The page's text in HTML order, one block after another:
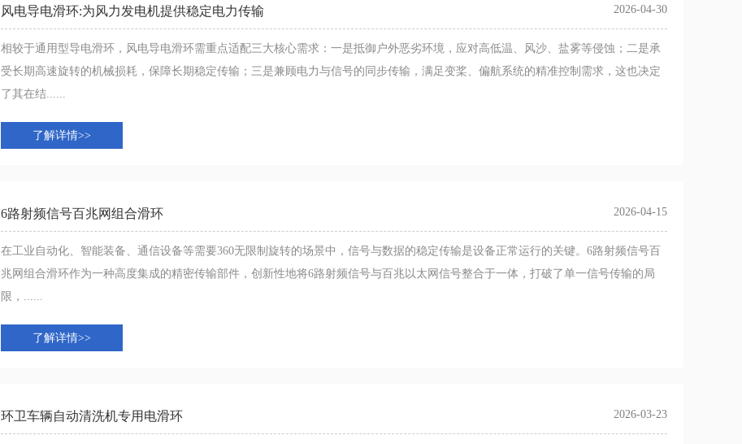
风电导电滑环:为风力发电机提供稳定电力传输 2026-04-30
相较于通用型导电滑环，风电导电滑环需重点适配三大核心需求：一是抵御户外恶劣环境，应对高低温、风沙、盐雾等侵蚀；二是承
受长期高速旋转的机械损耗，保障长期稳定传输；三是兼顾电力与信号的同步传输，满足变桨、偏航系统的精准控制需求，这也决定
了其在结......
了解详情>>
6路射频信号百兆网组合滑环 2026-04-15
在工业自动化、智能装备、通信设备等需要360无限制旋转的场景中，信号与数据的稳定传输是设备正常运行的关键。6路射频信号百
兆网组合滑环作为一种高度集成的精密传输部件，创新性地将6路射频信号与百兆以太网信号整合于一体，打破了单一信号传输的局
限，......
了解详情>>
环卫车辆自动清洗机专用电滑环 2026-03-23